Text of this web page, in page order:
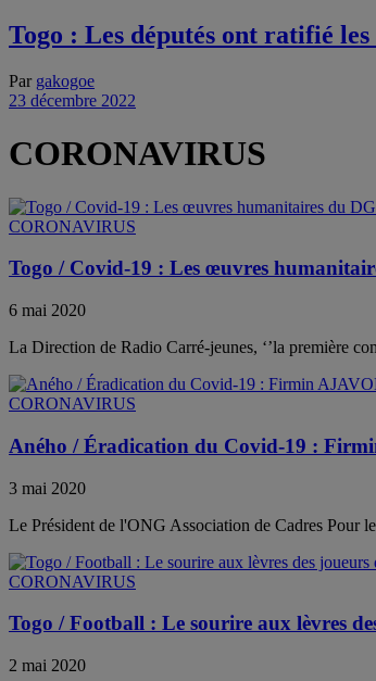
Togo : Les députés ont ratifié
Par gakogoe
23 décembre 2022
CORONAVIRUS
CORONAVIRUS
Togo / Covid-19 : Les œuvres
6 mai 2020
La Direction de Radio Carré-jeunes, ‘’la première
CORONAVIRUS
Aného / Éradication du Covid-19 :
3 mai 2020
Le Président de l'ONG Association de Cadres Pour
CORONAVIRUS
Togo / Football : Le sourire aux lèvres
2 mai 2020